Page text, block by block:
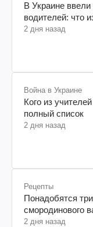
В Украине
водителей: что
2 дня назад
Война в Украине
Кого из
полный список
2 дня назад
Рецепты
Понадобятся
смородинового
2 дня назад